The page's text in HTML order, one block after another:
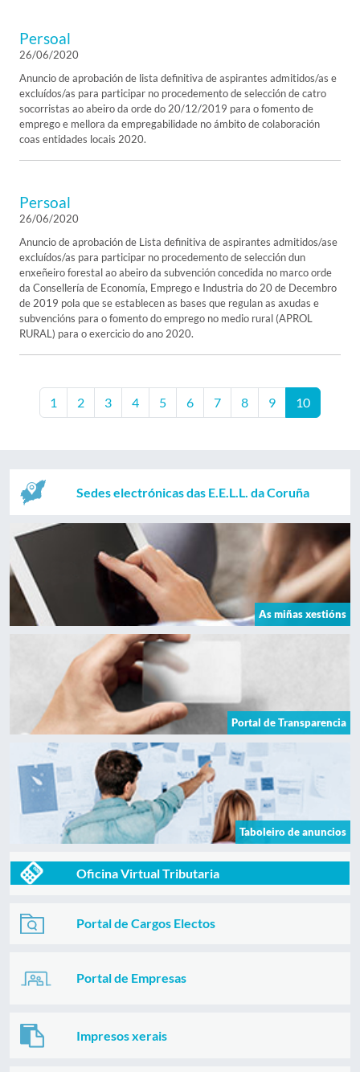
Persoal
26/06/2020
Anuncio de aprobación de lista definitiva de aspirantes admitidos/as e
excluídos/as para participar no procedemento de selección de catro
socorristas ao abeiro da orde do 20/12/2019 para o fomento de
emprego e mellora da empregabilidade no ámbito de colaboración
coas entidades locais 2020.
Persoal
26/06/2020
Anuncio de aprobación de Lista definitiva de aspirantes admitidos/ase
excluídos/as para participar no procedemento de selección dun
enxeñeiro forestal ao abeiro da subvención concedida no marco orde
da Consellería de Economía, Emprego e Industria do 20 de Decembro
de 2019 pola que se establecen as bases que regulan as axudas e
subvencións para o fomento do emprego no medio rural (APROL
RURAL) para o exercicio do ano 2020.
1 2 3 4 5 6 7 8 9 10
Sedes electrónicas das E.E.L.L. da Coruña
As miñas xestións
Portal de Transparencia
Taboleiro de anuncios
Oficina Virtual Tributaria
Portal de Cargos Electos
Portal de Empresas
Impresos xerais